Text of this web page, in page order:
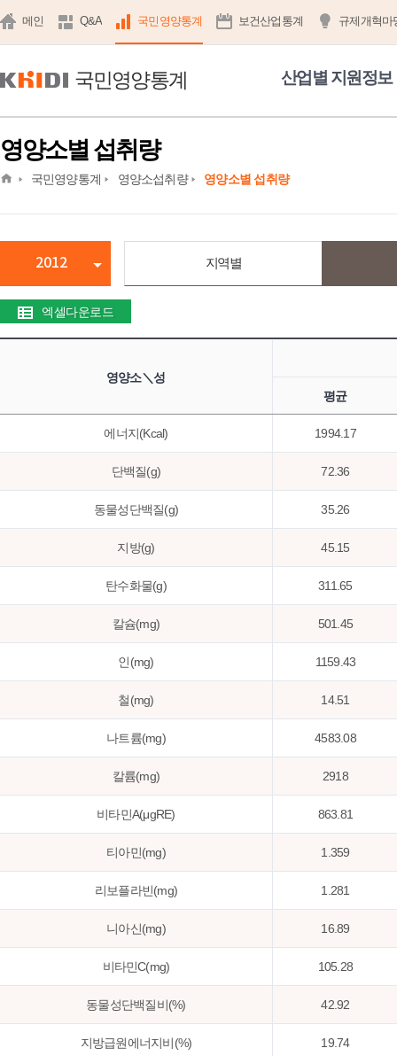
메인 Q&A 국민영양통계 보건산업통계 규제개혁마
국민영양통계 산업별 지원정보
영양소별 섭취량
home국민영양통계 영양소섭취량 영양소별 섭취량
2012 지역별
엑셀다운로드
영양소＼성
평균
에너지(Kcal) 1994.17
단백질(g) 72.36
동물성단백질(g) 35.26
지방(g) 45.15
탄수화물(g) 311.65
칼슘(mg) 501.45
인(mg) 1159.43
철(mg) 14.51
나트륨(mg) 4583.08
칼륨(mg) 2918
비타민A(μgRE) 863.81
티아민(mg) 1.359
리보플라빈(mg) 1.281
니아신(mg) 16.89
비타민C(mg) 105.28
동물성단백질비(%) 42.92
지방급원에너지비(%) 19.74